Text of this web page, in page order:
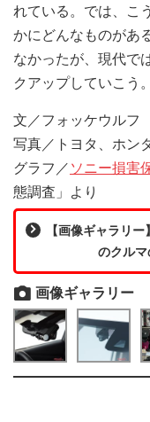
れている。では、こ
かにどんなものがあ
なかったが、現代で
クアップしていこう。
文／フォッケウルフ
写真／トヨタ、ホン
グラフ／ ソニー損害
態調査」より
【画像ギャラリ
のクルマ
画像ギャラリー